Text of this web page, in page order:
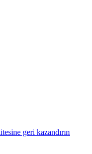
geri kazandırın